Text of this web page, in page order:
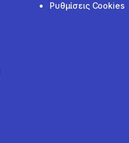
Ρυθμίσεις Cookies